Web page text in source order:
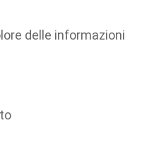
delle informazioni